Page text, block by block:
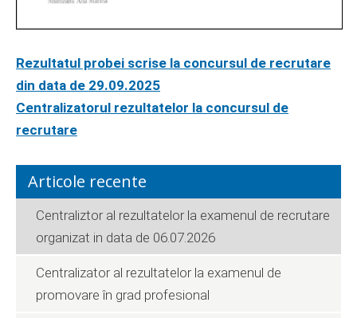
Rezultatul probei scrise la concursul de recrutare
din data de 29.09.2025
Centralizatorul rezultatelor la concursul de
recrutare
Articole recente
Centraliztor al rezultatelor la examenul de recrutare
organizat in data de 06.07.2026
Centralizator al rezultatelor la examenul de
promovare în grad profesional